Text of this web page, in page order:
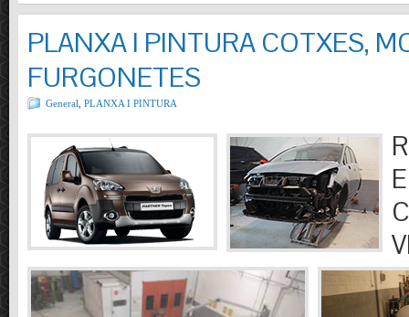
PLANXA I PINTURA COTXES,
FURGONETES
General PLANXA I PINTURA